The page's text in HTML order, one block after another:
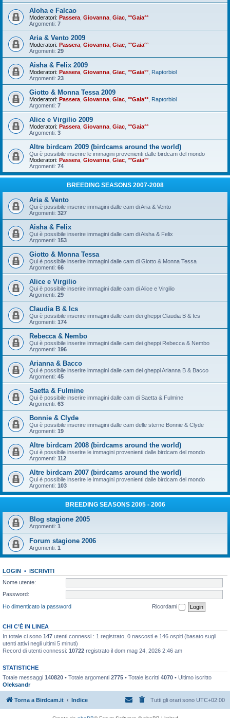
Aloha e Falcao
Moderatori: Passera Giovanna Giac °°Gaia°°
Argomenti: 7
Aria & Vento 2009
Moderatori: Passera Giovanna Giac °°Gaia°°
Argomenti: 29
Aisha & Felix 2009
Moderatori: Passera Giovanna Giac °°Gaia°° Raptorbiol
Argomenti: 23
Giotto & Monna Tessa 2009
Moderatori: Passera Giovanna Giac °°Gaia°° Raptorbiol
Argomenti: 7
Alice e Virgilio 2009
Moderatori: Passera Giovanna Giac °°Gaia°°
Argomenti: 3
Altre birdcam 2009 (birdcams around the world)
Qui è possibile inserire le immagini provenienti dalle birdcam del mondo
Moderatori: Passera Giovanna Giac °°Gaia°°
Argomenti: 74
BREEDING SEASONS 2007-2008
Aria & Vento
Qui è possibile inserire immagini dalle cam di Aria & Vento
Argomenti: 327
Aisha & Felix
Qui è possibile inserire immagini dalle cam di Aisha & Felix
Argomenti: 153
Giotto & Monna Tessa
Qui è possibile inserire immagini dalle cam di Giotto & Monna Tessa
Argomenti: 66
Alice e Virgilio
Qui è possibile inserire immagini dalle cam di Alice e Virgilio
Argomenti: 29
Claudia B & Ics
Qui è possibile inserire immagini dalle cam dei gheppi Claudia B & Ics
Argomenti: 174
Rebecca & Nembo
Qui è possibile inserire immagini dalle cam dei gheppi Rebecca & Nembo
Argomenti: 196
Arianna & Bacco
Qui è possibile inserire immagini dalle cam dei gheppi Arianna B & Bacco
Argomenti: 45
Saetta & Fulmine
Qui è possibile inserire immagini dalle cam di Saetta & Fulmine
Argomenti: 63
Bonnie & Clyde
Qui è possibile inserire immagini dalle cam delle sterne Bonnie & Clyde
Argomenti: 19
Altre birdcam 2008 (birdcams around the world)
Qui è possibile inserire le immagini provenienti dalle birdcam del mondo
Argomenti: 112
Altre birdcam 2007 (birdcams around the world)
Qui è possibile inserire le immagini provenienti dalle birdcam del mondo
Argomenti: 103
BREEDING SEASONS 2005 - 2006
Blog stagione 2005
Argomenti: 1
Forum stagione 2006
Argomenti: 1
LOGIN • ISCRIVITI
Nome utente:
Password:
Ho dimenticato la password
Ricordami
CHI C’È IN LINEA
In totale ci sono 147 utenti connessi : 1 registrato, 0 nascosti e 146 ospiti (basato sugli
utenti attivi negli ultimi 5 minuti)
Record di utenti connessi: 10722 registrato il dom mag 24, 2026 2:46 am
STATISTICHE
Totale messaggi 140820 • Totale argomenti 2775 • Totale iscritti 4070 • Ultimo iscritto
Oleksandr
Torna a Birdcam.it Indice Tutti gli orari sono UTC+02:00